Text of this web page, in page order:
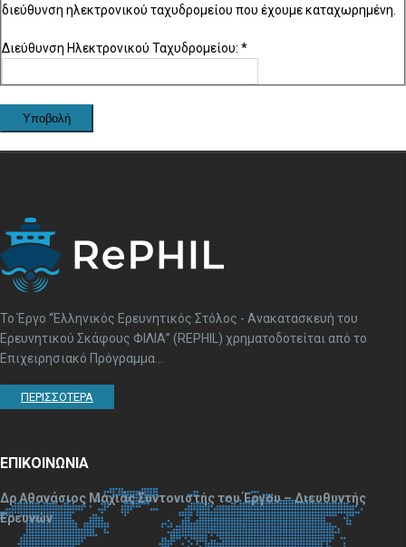
διεύθυνση ηλεκτρονικού ταχυδρομείου που έχουμε καταχωρημένη.
Διεύθυνση Ηλεκτρονικού Ταχυδρομείου: *
Υποβολή
To Έργο “Ελληνικός Ερευνητικός Στόλος - Ανακατασκευή του
Ερευνητικού Σκάφους ΦΙΛΙΑ” (REPHIL) χρηματοδοτείται από το
Επιχειρησιακό Πρόγραμμα...
ΠΕΡΙΣΣΟΤΕΡΑ
ΕΠΙΚΟΙΝΩΝΙΑ
Δρ Αθανάσιος Μαχιάς Συντονιστής του Έργου – Διευθυντής
Ερευνών